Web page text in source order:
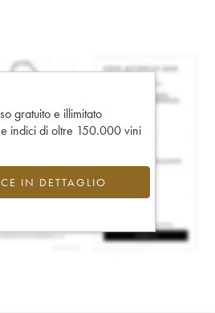
gratuito e illimitato
indici di oltre 150.000 vini
IN DETTAGLIO